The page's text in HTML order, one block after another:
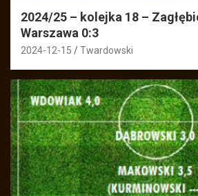
2024/25 – kolejka 18 –
Warszawa 0:3
2024-12-15 Twardowski